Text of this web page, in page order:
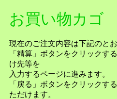
お買い物カゴ
現在のご注文内容は下記のとお
「精算」ボタンをクリックす
け先等を
入力するページに進みます。
「戻る」ボタンをクリックす
ただけます。